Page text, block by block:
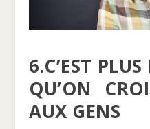
6.C’EST
QU’ON
AUX GENS